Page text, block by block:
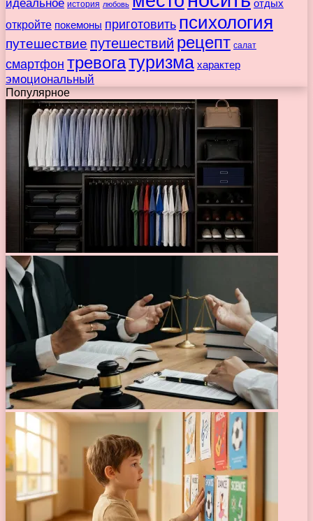
идеальное история любовь
отдых
откройте покемоны приготовить психология
путешествие путешествий рецепт салат
смартфон тревогатуризма характер
эмоциональный
Популярное